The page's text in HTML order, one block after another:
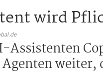
wird
weiter,